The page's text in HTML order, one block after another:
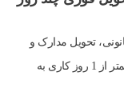
تحویل مدارک و
اتمام فرایند خرید خودرو، اتومبیل خریداری شده در کمتر از 1 روز کاری به